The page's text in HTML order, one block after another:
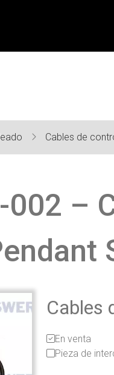
Cables de
–
Cables
En venta
Pieza de